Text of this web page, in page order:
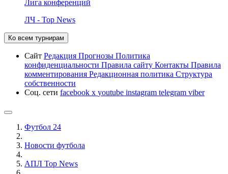
Лига конференций
ЛЧ - Top News
Ко всем турнирам
Сайт Редакция Прогнозы Политика
конфиденциальности Правила сайту Контакты Правила
комментирования Редакционная политика Структура
собственности
Соц. сети facebook x youtube instagram telegram viber
Футбол 24
Новости футбола
АПЛ Top News